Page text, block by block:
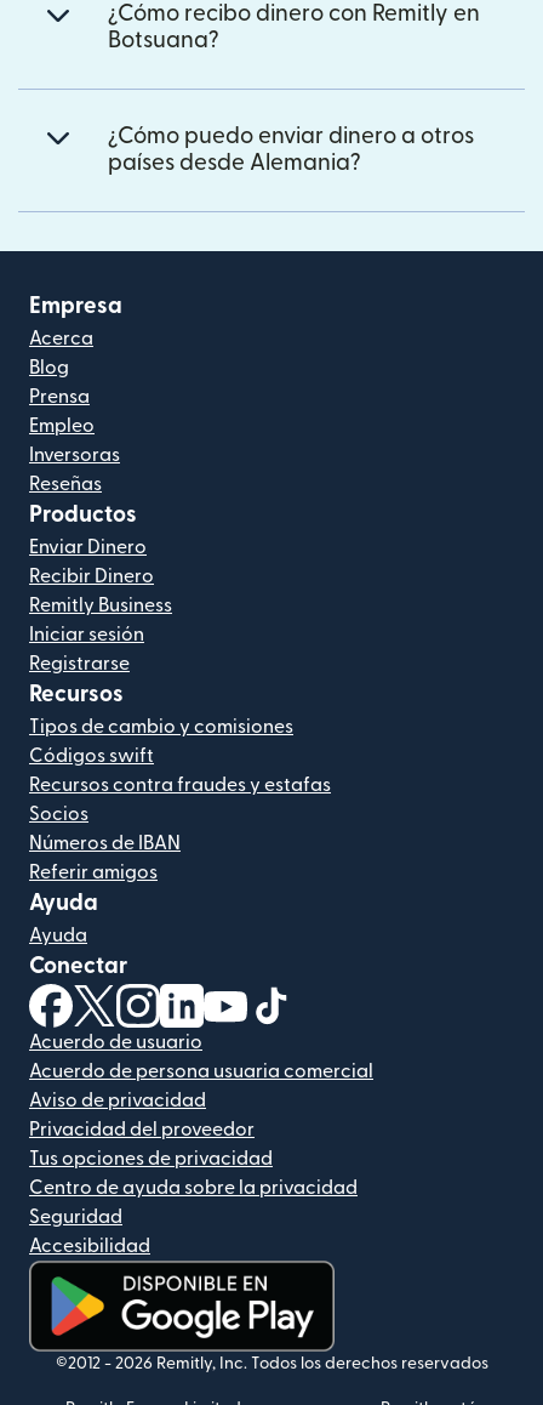
¿Cómo recibo dinero con Remitly en
Botsuana?
¿Cómo puedo enviar dinero a otros
países desde Alemania?
Empresa
Acerca
Blog
Prensa
Empleo
Inversoras
Reseñas
Productos
Enviar Dinero
Recibir Dinero
Remitly Business
Iniciar sesión
Registrarse
Recursos
Tipos de cambio y comisiones
Códigos swift
Recursos contra fraudes y estafas
Socios
Números de IBAN
Referir amigos
Ayuda
Ayuda
Conectar
(se abre en una ventana nueva)
(se abre en una ventana nueva)
(se abre en una ventana nueva)
(se abre en una ventana nueva)
(se abre en una ventana nueva)
Acuerdo de usuario
Acuerdo de persona usuaria comercial
Aviso de privacidad
Privacidad del proveedor
Tus opciones de privacidad
Centro de ayuda sobre la privacidad
Seguridad
Accesibilidad
(se abre en una ventana nueva)
©2012 - 2026 Remitly, Inc. Todos los derechos reservados